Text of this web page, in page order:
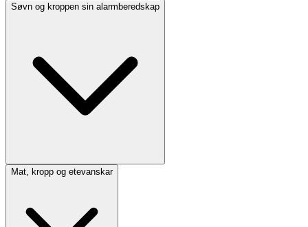
Søvn og kroppen sin alarmberedskap
Mat, kropp og etevanskar